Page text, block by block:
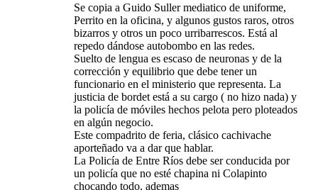
Se copia a Guido Suller mediatico de uniforme,
Perrito en la oficina, y algunos gustos raros, otros
bizarros y otros un poco urribarrescos. Está al
repedo dándose autobombo en las redes.
Suelto de lengua es escaso de neuronas y de la
corrección y equilibrio que debe tener un
funcionario en el ministerio que representa. La
justicia de bordet está a su cargo ( no hizo nada) y
la policía de móviles hechos pelota pero ploteados
en algún negocio.
Este compadrito de feria, clásico cachivache
aporteñado va a dar que hablar.
La Policía de Entre Ríos debe ser conducida por
un policía que no esté chapina ni Colapinto
chocando todo, ademas